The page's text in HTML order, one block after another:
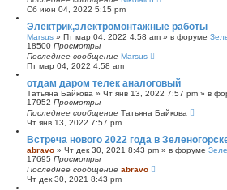
Сб июн 04, 2022 5:15 pm
Электрик,электромонтажные работы
Marsus » Пт мар 04, 2022 4:58 am » в форуме
18500 Просмотры
Последнее сообщение Marsus
Пт мар 04, 2022 4:58 am
отдам даром телек аналоговый
Татьяна Байкова » Чт янв 13, 2022 7:57 pm » в
17952 Просмотры
Последнее сообщение Татьяна Байкова
Чт янв 13, 2022 7:57 pm
Встреча нового 2022 года в
abravo » Чт дек 30, 2021 8:43 pm » в форуме
17695 Просмотры
Последнее сообщение abravo
Чт дек 30, 2021 8:43 pm